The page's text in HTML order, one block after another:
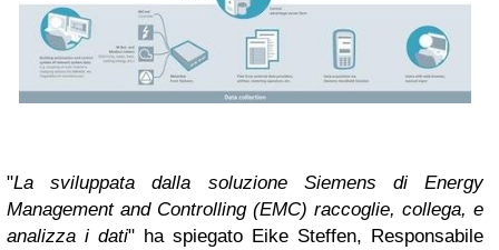
"Lasviluppata dalla soluzione Siemens di Energy
Management and Controlling (EMC) raccoglie, collega, e
analizza i dati" ha spiegato Eike Steffen, Responsabile